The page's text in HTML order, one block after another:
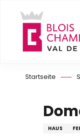
contenu
principal
Startseite
HAUS